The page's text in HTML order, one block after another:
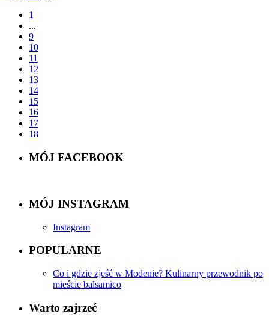
1
...
9
10
11
12
13
14
15
16
17
18
MÓJ FACEBOOK
MÓJ INSTAGRAM
Instagram
POPULARNE
Co i gdzie zjeść w Modenie? Kulinarny przewodnik po
mieście balsamico
Warto zajrzeć